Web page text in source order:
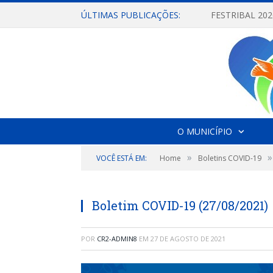
ÚLTIMAS PUBLICAÇÕES:
O MUNICÍPIO
VOCÊ ESTÁ EM: Home » Boletins COVID-19 »
Boletim COVID-19 (27/08/2021)
POR CR2-ADMIN8 EM 27 DE AGOSTO DE 2021